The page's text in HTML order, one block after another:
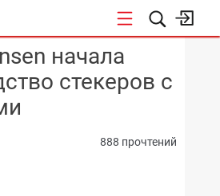
КОНФЕРЕНЦИИ
начала
стекеров с
888 прочтений